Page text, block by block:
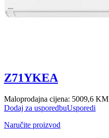
Z71YKEA
Maloprodajna cijena: 5009,6 KM
Dodaj za usporedbuUsporedi
Naručite proizvod